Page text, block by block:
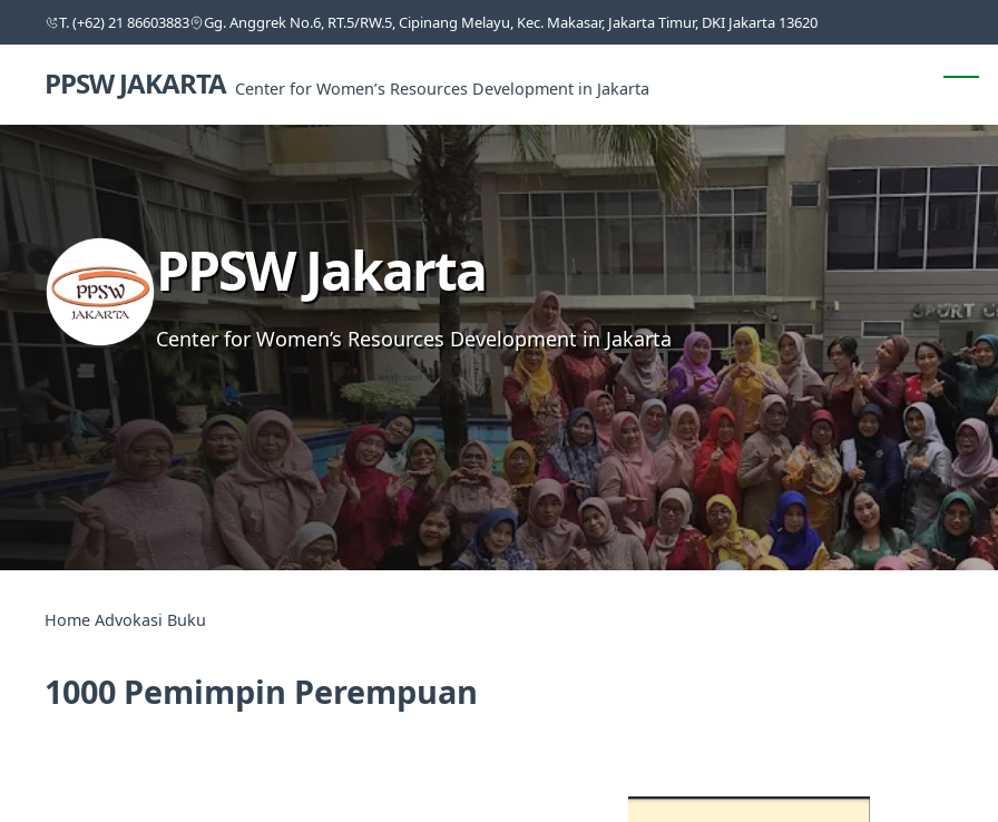
T. (+62) 21 86603883 Gg. Anggrek No.6, RT.5/RW.5, Cipinang Melayu, Kec. Makasar, Jakarta Timur, DKI Jakarta 13620
PPSW JAKARTA Center for Women’s Resources Development in Jakarta
PPSW Jakarta
Center for Women’s Resources Development in Jakarta
Home Advokasi Buku
1000 Pemimpin Perempuan